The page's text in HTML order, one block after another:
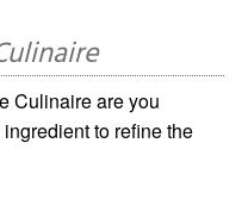
Culinaire are you
to refine the